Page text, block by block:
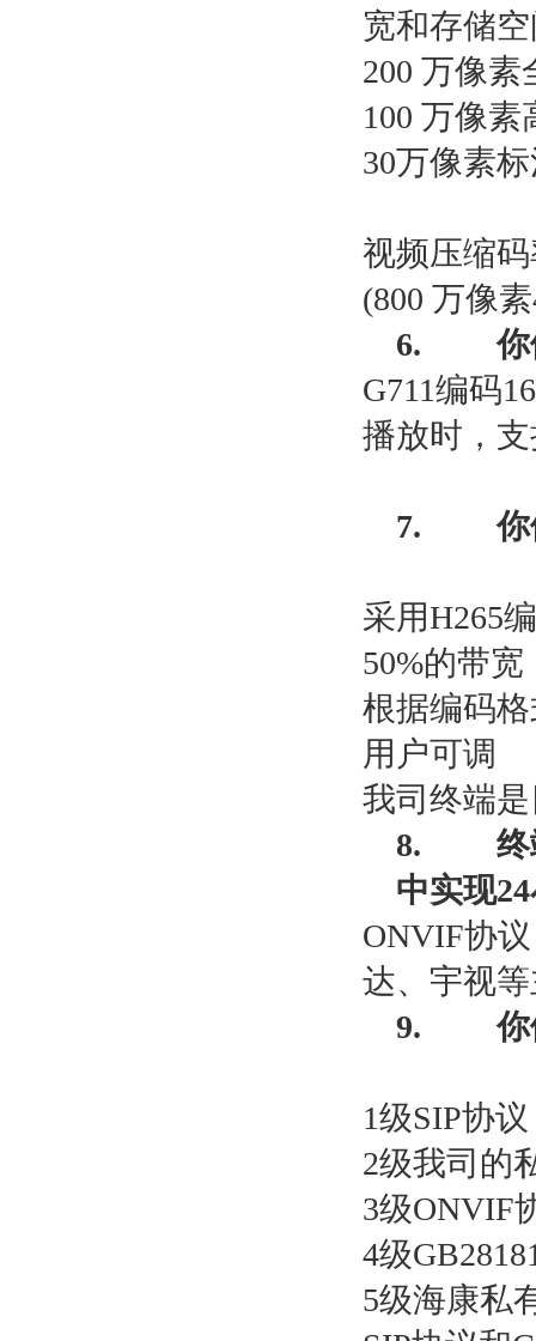
宽和存储
200 万像素
100 万像素
30万像素
视频压缩
(800 万像素
6.
G711编码
播放时，
7.
采用H265
50%的带宽
根据编码
用户可调
我司终端
8.
中实现24
ONVIF协
达、宇视
9.
1级SIP协议
2级我司的
3级ONVIF
4级
5级海康私